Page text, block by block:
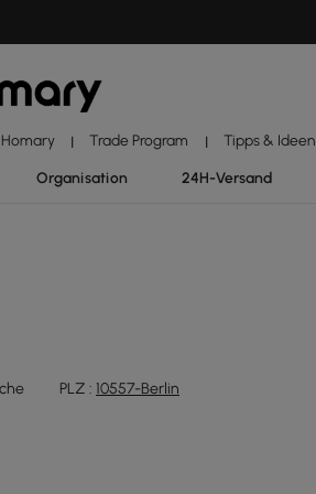
| Trade Program | Tipps & Ideen
Organisation 24H-Versand
PLZ : 10557-Berlin